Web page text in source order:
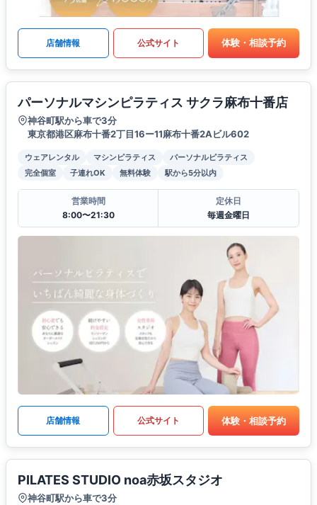
店舗情報 公式サイト 体験・相談予約
パーソナルマシンピラティス サクラ麻布十番店
神谷町駅から車で3分
東京都港区麻布十番2丁目16ー11麻布十番2Aビル602
ウェアレンタル マシンピラティス
パーソナルピラティス
完全個室
子連れOK 無料体験 駅から5分以内
営業時間
8:00〜21:30
定休日
毎週金曜日
店舗情報 公式サイト 体験・相談予約
PILATES STUDIO noa赤坂スタジオ
神谷町駅から車で3分